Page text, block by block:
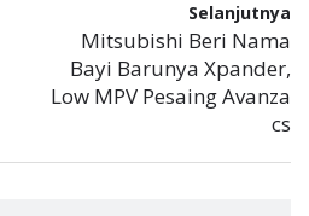
Selanjutnya
Mitsubishi Beri Nama
Bayi Barunya Xpander,
Low MPV Pesaing Avanza
cs